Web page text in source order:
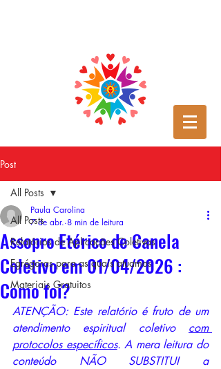
Post
All Posts
Relatórios de Aplicações Coletivas
Egrégoras para as quais atuamos
Materiais Gratuitos
All Posts
Assopro Etérico de Canela
Coletivo em 01/04/2026 :
Como foi?
Paula Carolina
7 de abr. 8 min de leitura
ATENÇÃO: Este relatório é fruto de um
atendimento espiritual coletivo com
protocolos específicos. A mera leitura do
conteúdo NÃO SUBSTITUI a